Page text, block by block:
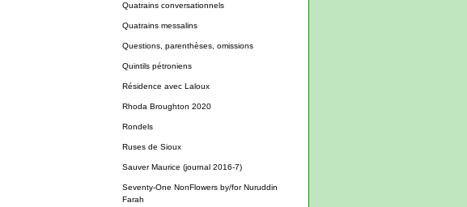
Quatrains conversationnels
Quatrains messalins
Questions, parenthèses, omissions
Quintils pétroniens
Résidence avec Laloux
Rhoda Broughton 2020
Rondels
Ruses de Sioux
Sauver Maurice (journal 2016-7)
Seventy-One NonFlowers by/for Nuruddin
Farah